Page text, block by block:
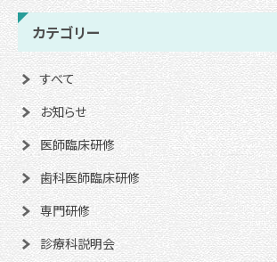
カテゴリー
すべて
お知らせ
医師臨床研修
歯科医師臨床研修
専門研修
診療科説明会